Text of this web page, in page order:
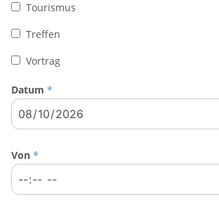
Tourismus
Treffen
Vortrag
Datum *
Von *